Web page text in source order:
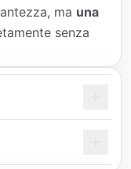
ma una
senza